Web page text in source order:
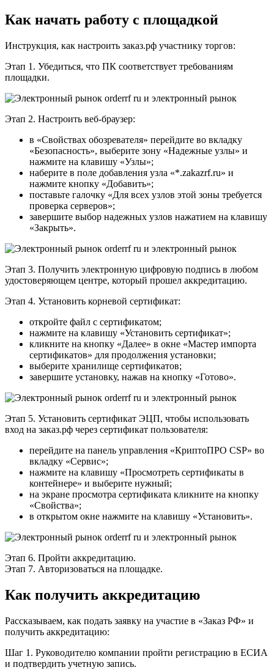
Как начать работу с площадкой
Инструкция, как настроить заказ.рф участнику торгов:
Этап 1. Убедиться, что ПК соответствует требованиям
площадки.
Этап 2. Настроить веб-браузер:
в «Свойствах обозревателя» перейдите во вкладку
«Безопасность», выберите зону «Надежные узлы» и
нажмите на клавишу «Узлы»;
наберите в поле добавления узла «*.zakazrf.ru» и
нажмите кнопку «Добавить»;
поставьте галочку «Для всех узлов этой зоны требуется
проверка серверов»;
завершите выбор надежных узлов нажатием на клавишу
«Закрыть».
Этап 3. Получить электронную цифровую подпись в любом
удостоверяющем центре, который прошел аккредитацию.
Этап 4. Установить корневой сертификат:
откройте файл с сертификатом;
нажмите на клавишу «Установить сертификат»;
кликните на кнопку «Далее» в окне «Мастер импорта
сертификатов» для продолжения установки;
выберите хранилище сертификатов;
завершите установку, нажав на кнопку «Готово».
Этап 5. Установить сертификат ЭЦП, чтобы использовать
вход на заказ.рф через сертификат пользователя:
перейдите на панель управления «КриптоПРО CSP» во
вкладку «Сервис»;
нажмите на клавишу «Просмотреть сертификаты в
контейнере» и выберите нужный;
на экране просмотра сертификата кликните на кнопку
«Свойства»;
в открытом окне нажмите на клавишу «Установить».
Этап 6. Пройти аккредитацию.
Этап 7. Авторизоваться на площадке.
Как получить аккредитацию
Рассказываем, как подать заявку на участие в «Заказ РФ» и
получить аккредитацию:
Шаг 1. Руководителю компании пройти регистрацию в ЕСИА
и подтвердить учетную запись.